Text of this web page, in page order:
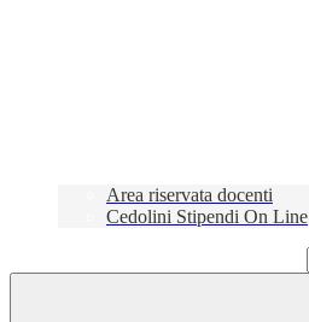
Area riservata docenti
Cedolini Stipendi On Line